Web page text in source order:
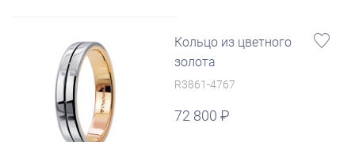
Кольцо из цветного
золота
R3861-4767
72 800